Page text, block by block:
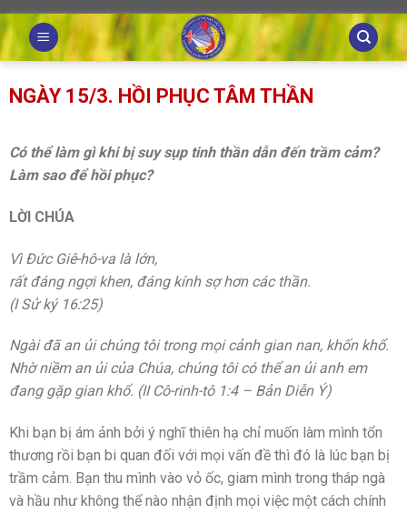
Skip
to
content
NGÀY 15/3. HỒI PHỤC TÂM THẦN
Có thể làm gì khi bị suy sụp tinh thần dẫn đến trầm cảm?
Làm sao để hồi phục?
LỜI CHÚA
Vì Đức Giê-hô-va là lớn,
rất đáng ngợi khen, đáng kính sợ hơn các thần.
(I Sử ký 16:25)
Ngài đã an ủi chúng tôi trong mọi cảnh gian nan, khốn khổ.
Nhờ niềm an ủi của Chúa, chúng tôi có thể an ủi anh em
đang gặp gian khổ. (II Cô-rinh-tô 1:4 – Bản Diễn Ý)
Khi bạn bị ám ảnh bởi ý nghĩ thiên hạ chỉ muốn làm mình tổn
thương rồi bạn bi quan đối với mọi vấn đề thì đó là lúc bạn bị
trầm cảm. Bạn thu mình vào vỏ ốc, giam mình trong tháp ngà
và hầu như không thể nào nhận định mọi việc một cách chính